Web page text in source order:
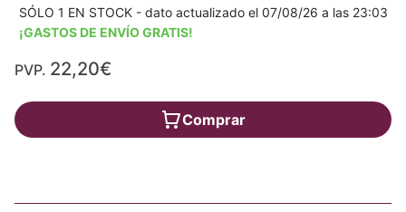
SÓLO 1 EN STOCK - dato actualizado el 07/08/26 a las 23:03
¡GASTOS DE ENVÍO GRATIS!
PVP. 22,20€
Comprar